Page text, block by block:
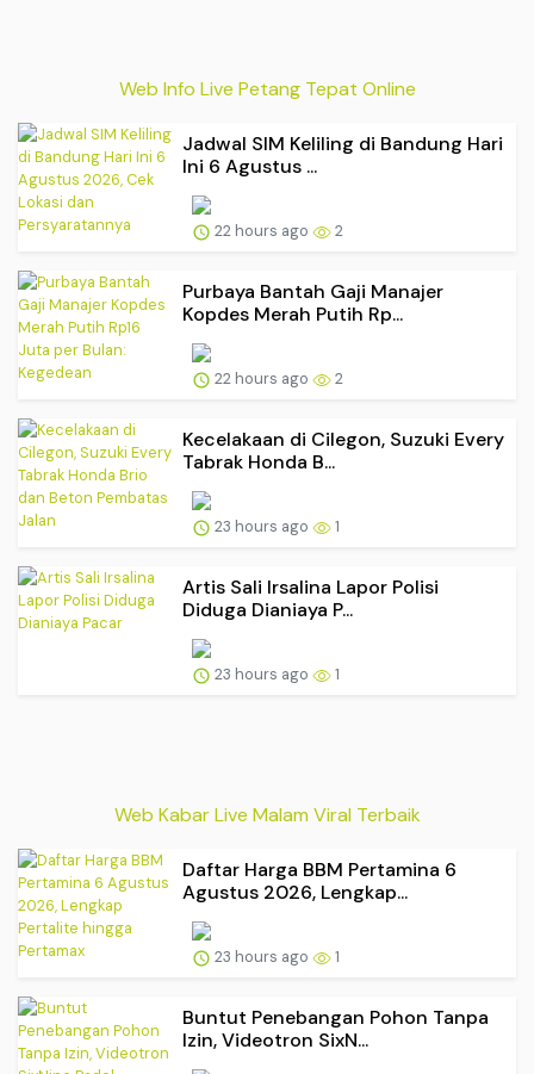
Web Info Live Petang Tepat Online
Jadwal SIM Keliling di Bandung Hari
Ini 6 Agustus ...
22 hours ago 2
‎Purbaya Bantah Gaji Manajer
Kopdes Merah Putih Rp...
22 hours ago 2
Kecelakaan di Cilegon, Suzuki Every
Tabrak Honda B...
23 hours ago 1
Artis Sali Irsalina Lapor Polisi
Diduga Dianiaya P...
23 hours ago 1
Web Kabar Live Malam Viral Terbaik
Daftar Harga BBM Pertamina 6
Agustus 2026, Lengkap...
23 hours ago 1
Buntut Penebangan Pohon Tanpa
Izin, Videotron SixN...